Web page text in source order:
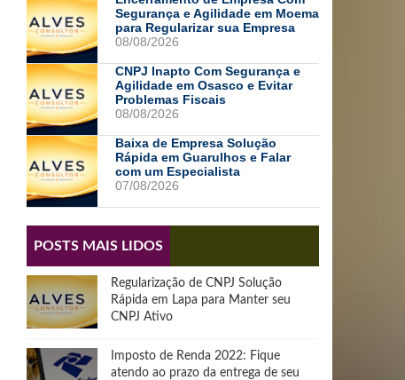
Segurança e Agilidade em Moema
para Regularizar sua Empresa
08/08/2026
CNPJ Inapto Com Segurança e
Agilidade em Osasco e Evitar
Problemas Fiscais
08/08/2026
Baixa de Empresa Solução
Rápida em Guarulhos e Falar
com um Especialista
07/08/2026
POSTS MAIS LIDOS
Regularização de CNPJ Solução
Rápida em Lapa para Manter seu
CNPJ Ativo
Imposto de Renda 2022: Fique
atendo ao prazo da entrega de seu